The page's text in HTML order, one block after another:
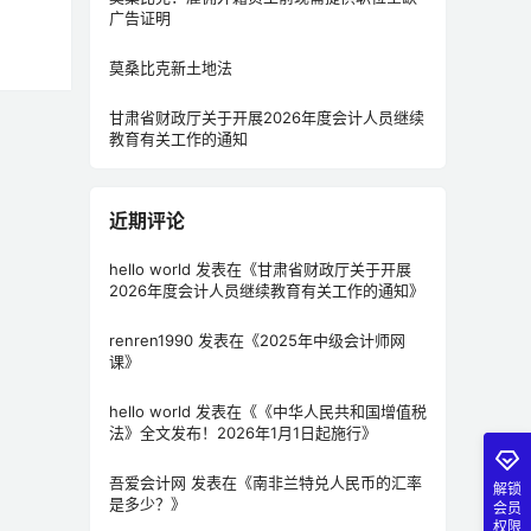
广告证明
莫桑比克新土地法
甘肃省财政厅关于开展2026年度会计人员继续
教育有关工作的通知
近期评论
hello world 发表在《甘肃省财政厅关于开展
2026年度会计人员继续教育有关工作的通知》
renren1990 发表在《2025年中级会计师网
课》
hello world 发表在《 《中华人民共和国增值税
法》全文发布！2026年1月1日起施行》
吾爱会计网 发表在《南非兰特兑人民币的汇率
是多少？ 》
解锁
会员
权限